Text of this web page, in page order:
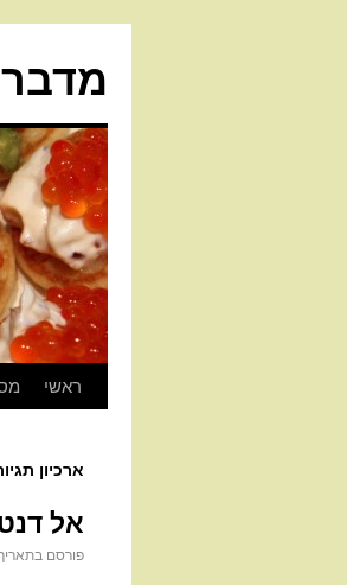
ראשי
ארכיון
אל דנטה –
פורסם